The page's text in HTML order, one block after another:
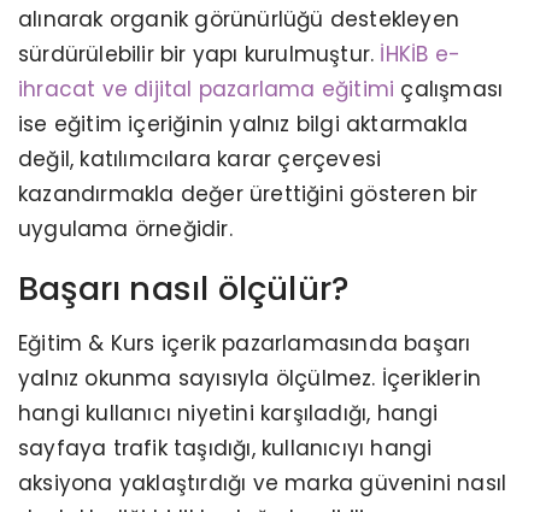
alınarak organik görünürlüğü destekleyen
sürdürülebilir bir yapı kurulmuştur. İHKİB e-
ihracat ve dijital pazarlama eğitimi çalışması
ise eğitim içeriğinin yalnız bilgi aktarmakla
değil, katılımcılara karar çerçevesi
kazandırmakla değer ürettiğini gösteren bir
uygulama örneğidir.
Başarı nasıl ölçülür?
Eğitim & Kurs içerik pazarlamasında başarı
yalnız okunma sayısıyla ölçülmez. İçeriklerin
hangi kullanıcı niyetini karşıladığı, hangi
sayfaya trafik taşıdığı, kullanıcıyı hangi
aksiyona yaklaştırdığı ve marka güvenini nasıl